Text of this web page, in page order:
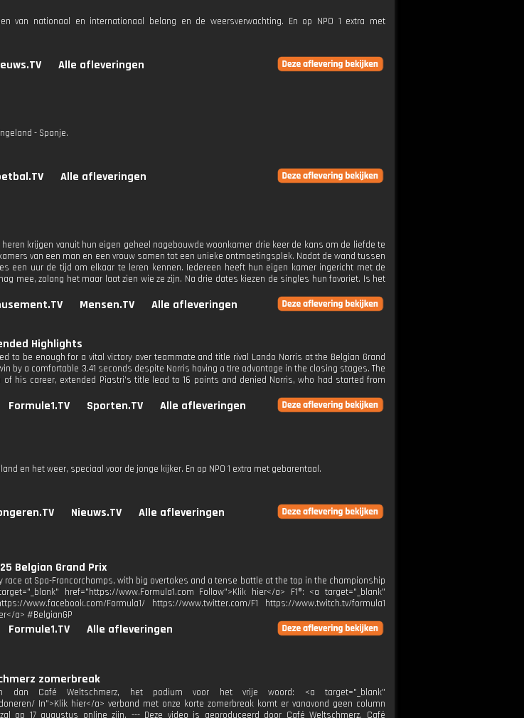
van nationaal en internationaal belang en de weersverwachting. En op NPO 1 extra met
Alle afleveringen
- Spanje.
Alle afleveringen
krijgen vanuit hun eigen geheel nagebouwde woonkamer drie keer de kans om de liefde te
van een man en een vrouw samen tot een unieke ontmoetingsplek. Nadat de wand tussen
een uur de tijd om elkaar te leren kennen. Iedereen heeft hun eigen kamer ingericht met de
mee, zolang het maar laat zien wie ze zijn. Na drie dates kiezen de singles hun favoriet. Is het
Mensen.TV Alle afleveringen
Highlights
to be enough for a vital victory over teammate and title rival Lando Norris at the Belgian Grand
by a comfortable 3.41 seconds despite Norris having a tIre advantage in the closing stages. The
his career, extended Piastri's title lead to 16 points and denied Norris, who had started from
Formule1.TV Sporten.TV Alle afleveringen
en het weer, speciaal voor de jonge kijker. En op NPO 1 extra met gebarentaal.
Nieuws.TV Alle afleveringen
Belgian Grand Prix
race at Spa-Francorchamps, with big overtakes and a tense battle at the top in the championship
href="https://www.Formula1.com Follow">Klik hier</a> F1®: <a target="_blank"
www.facebook.com/Formula1/ https://www.twitter.com/F1 https://www.twitch.tv/formula1
a> #BelgianGP
Formule1.TV Alle afleveringen
zomerbreak
dan Café Weltschmerz, het podium voor het vrije woord: <a target="_blank"
In">Klik hier</a> verband met onze korte zomerbreak komt er vanavond geen column
op 17 augustus online zijn. --- Deze video is geproduceerd door Café Weltschmerz. Café